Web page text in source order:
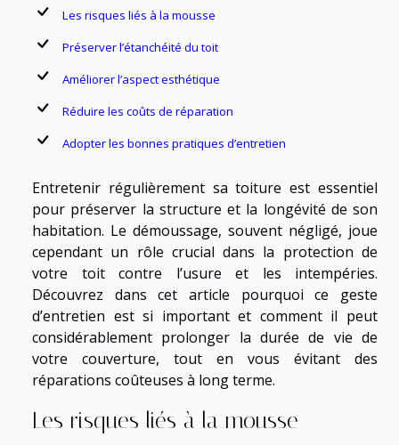
Les risques liés à la mousse
Préserver l’étanchéité du toit
Améliorer l’aspect esthétique
Réduire les coûts de réparation
Adopter les bonnes pratiques d’entretien
Entretenir régulièrement sa toiture est essentiel
pour préserver la structure et la longévité de son
habitation. Le démoussage, souvent négligé, joue
cependant un rôle crucial dans la protection de
votre toit contre l’usure et les intempéries.
Découvrez dans cet article pourquoi ce geste
d’entretien est si important et comment il peut
considérablement prolonger la durée de vie de
votre couverture, tout en vous évitant des
réparations coûteuses à long terme.
Les risques liés à la mousse